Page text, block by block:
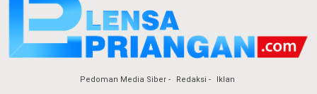
Pedoman Media Siber Redaksi Iklan